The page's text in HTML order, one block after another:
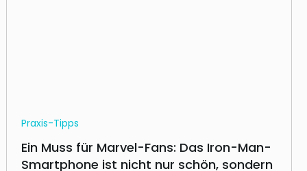
Praxis-Tipps
Ein Muss für Marvel-Fans: Das Iron-Man-
Smartphone ist nicht nur schön, sondern